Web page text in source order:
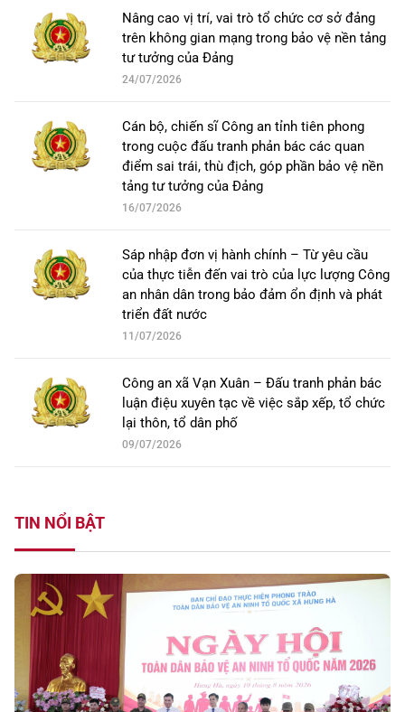
Nâng cao vị trí, vai trò tổ chức cơ sở đảng
trên không gian mạng trong bảo vệ nền tảng
tư tưởng của Đảng
24/07/2026
Cán bộ, chiến sĩ Công an tỉnh tiên phong
trong cuộc đấu tranh phản bác các quan
điểm sai trái, thù địch, góp phần bảo vệ nền
tảng tư tưởng của Đảng
16/07/2026
Sáp nhập đơn vị hành chính – Từ yêu cầu
của thực tiễn đến vai trò của lực lượng Công
an nhân dân trong bảo đảm ổn định và phát
triển đất nước
11/07/2026
Công an xã Vạn Xuân – Đấu tranh phản bác
luận điệu xuyên tạc về việc sắp xếp, tổ chức
lại thôn, tổ dân phố
09/07/2026
TIN NỔI BẬT